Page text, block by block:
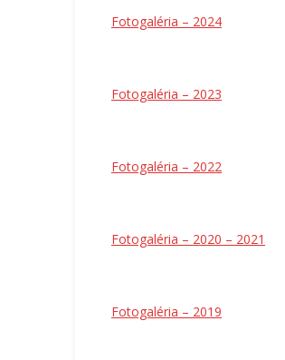
Fotogaléria – 2024
Fotogaléria – 2023
Fotogaléria – 2022
Fotogaléria – 2020 – 2021
Fotogaléria – 2019